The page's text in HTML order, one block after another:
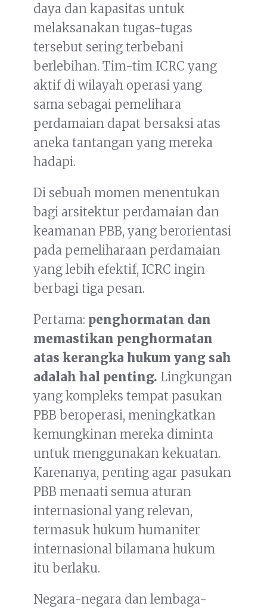
daya dan kapasitas untuk
melaksanakan tugas-tugas
tersebut sering terbebani
berlebihan. Tim-tim ICRC yang
aktif di wilayah operasi yang
sama sebagai pemelihara
perdamaian dapat bersaksi atas
aneka tantangan yang mereka
hadapi.
Di sebuah momen menentukan
bagi arsitektur perdamaian dan
keamanan PBB, yang berorientasi
pada pemeliharaan perdamaian
yang lebih efektif, ICRC ingin
berbagi tiga pesan.
Pertama: penghormatan dan
memastikan penghormatan
atas kerangka hukum yang sah
adalah hal penting. Lingkungan
yang kompleks tempat pasukan
PBB beroperasi, meningkatkan
kemungkinan mereka diminta
untuk menggunakan kekuatan.
Karenanya, penting agar pasukan
PBB menaati semua aturan
internasional yang relevan,
termasuk hukum humaniter
internasional bilamana hukum
itu berlaku.
Negara-negara dan lembaga-